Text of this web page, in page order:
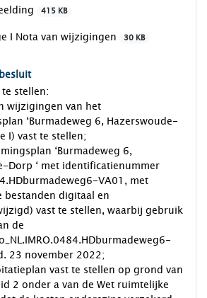
415 KB
I Nota van wijzigingen 30 KB
stellen:
wijzigingen van het
‘Burmadeweg 6, Hazerswoude-
I) vast te stellen;
‘Burmadeweg 6,
Dorp ‘ met identificatienummer
VA01, met
bestanden digitaal en
vast te stellen, waarbij gebruik
de
23 november 2022;
vast te stellen op grond van
2 onder a van de Wet ruimtelijke